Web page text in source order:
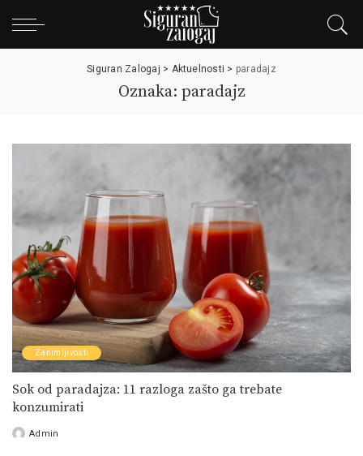
Siguran Zalogaj > Aktuelnosti > paradajz
Oznaka: paradajz
Zanimljivosti
Sok od paradajza: 11 razloga zašto ga trebate
konzumirati
PostedAdmin